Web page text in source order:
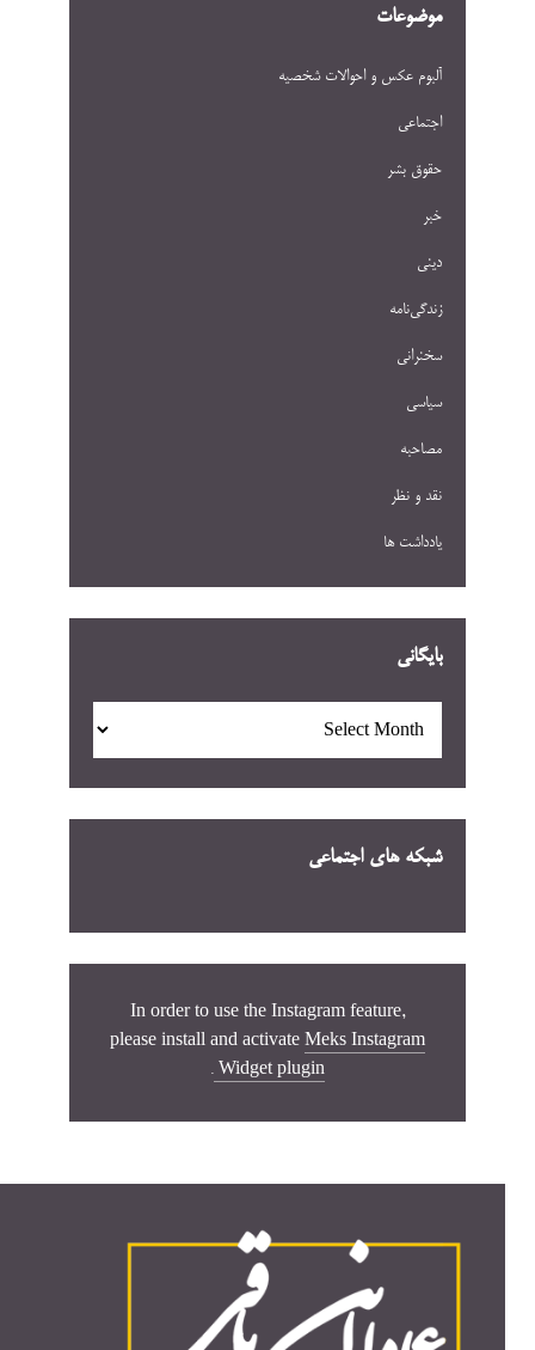
موضوعات
آلبوم عکس و احوالات شخصيه
اجتماعی
حقوق بشر
خبر
دینی
زندگی‌نامه
سخنرانی
سیاسی
مصاحبه
نقد و نظر
یادداشت ها
بایگانی
شبکه های اجتماعی
In order to use the Instagram feature,
please install and activate Meks Instagram
Widget plugin
.